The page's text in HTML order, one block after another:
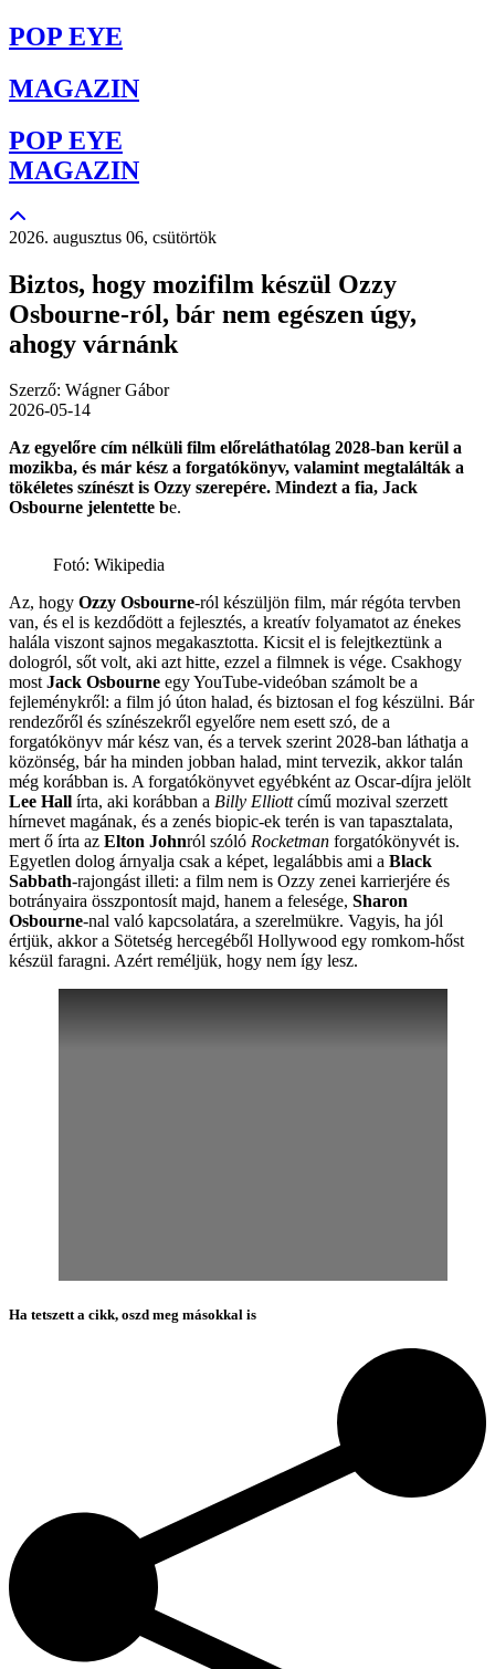
POP EYE
MAGAZIN
POP EYE
MAGAZIN
2026. augusztus 06, csütörtök
Biztos, hogy mozifilm készül Ozzy
Osbourne-ról, bár nem egészen úgy,
ahogy várnánk
Szerző: Wágner Gábor
2026-05-14
Az egyelőre cím nélküli film előreláthatólag 2028-ban kerül a
mozikba, és már kész a forgatókönyv, valamint megtalálták a
tökéletes színészt is Ozzy szerepére. Mindezt a fia, Jack
Osbourne jelentette be.
Fotó: Wikipedia
Az, hogy Ozzy Osbourne-ról készüljön film, már régóta tervben
van, és el is kezdődött a fejlesztés, a kreatív folyamatot az énekes
halála viszont sajnos megakasztotta. Kicsit el is felejtkeztünk a
dologról, sőt volt, aki azt hitte, ezzel a filmnek is vége. Csakhogy
mostJack Osbourne egy YouTube-videóban számolt be a
fejleménykről: a film jó úton halad, és biztosan el fog készülni. Bár
rendezőről és színészekről egyelőre nem esett szó, de a
forgatókönyv már kész van, és a tervek szerint 2028-ban láthatja a
közönség, bár ha minden jobban halad, mint tervezik, akkor talán
még korábban is. A forgatókönyvet egyébként az Oscar-díjra jelölt
Lee Hall írta, aki korábban a Billy Elliottcímű mozival szerzett
hírnevet magának, és a zenés biopic-ek terén is van tapasztalata,
mert ő írta az Elton Johnról szóló Rocketman forgatókönyvét is.
Egyetlen dolog árnyalja csak a képet, legalábbis ami a Black
Sabbath-rajongást illeti: a film nem is Ozzy zenei karrierjére és
botrányaira összpontosít majd, hanem a felesége, Sharon
Osbourne-nal való kapcsolatára, a szerelmükre. Vagyis, ha jól
értjük, akkor a Sötetség hercegéből Hollywood egy romkom-hőst
készül faragni. Azért reméljük, hogy nem így lesz.
Ha tetszett a cikk, oszd meg másokkal is